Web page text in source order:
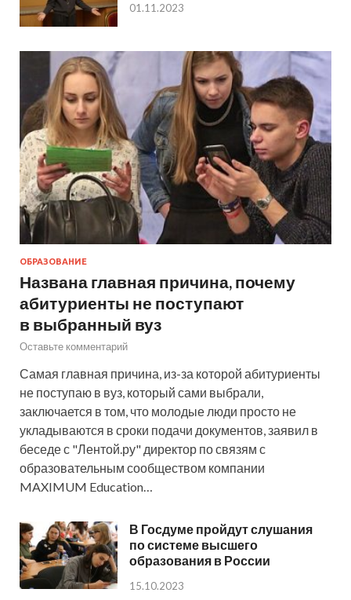
01.11.2023
ОБРАЗОВАНИЕ
Названа главная причина, почему
абитуриенты не поступают
в выбранный вуз
Оставьте комментарий
Самая главная причина, из-за которой абитуриенты
не поступаю в вуз, который сами выбрали,
заключается в том, что молодые люди просто не
укладываются в сроки подачи документов, заявил в
беседе с "Лентой.ру" директор по связям с
образовательным сообществом компании
MAXIMUM Education…
В Госдуме пройдут слушания
по системе высшего
образования в России
15.10.2023